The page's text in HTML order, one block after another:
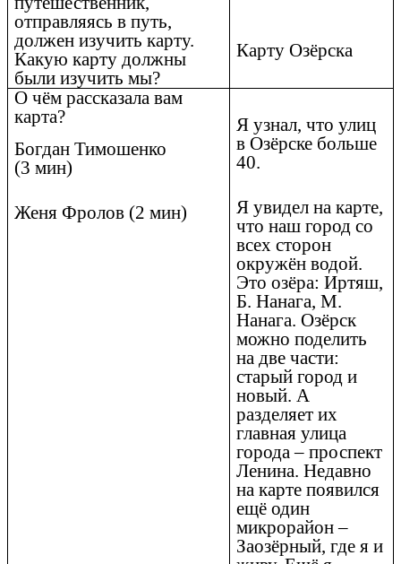
отправляясь в путь,
должен изучить карту.
Какую карту должны
были изучить мы?
Карту Озёрска
О чём рассказала вам
карта?
Богдан Тимошенко
(3 мин)
Женя Фролов (2 мин)
Я узнал, что улиц
в Озёрске больше
40.
Я увидел на карте,
что наш город со
всех сторон
окружён водой.
Это озёра: Иртяш,
Б. Нанага, М.
Нанага. Озёрск
можно поделить
на две части:
старый город и
новый. А
разделяет их
главная улица
города – проспект
Ленина. Недавно
на карте появился
ещё один
микрорайон –
Заозёрный, где я и